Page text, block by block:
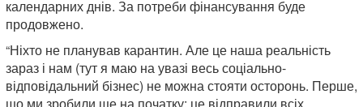
календарних днів. За потреби фінансування буде
продовжено.
“Ніхто не планував карантин. Але це наша реальність
зараз і нам (тут я маю на увазі весь соціально-
відповідальний бізнес) не можна стояти осторонь. Перше,